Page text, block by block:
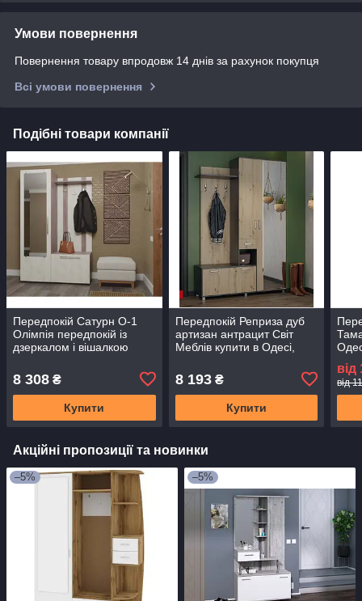
Умови повернення
Повернення товару впродовж 14 днів за рахунок покупця
Всі умови повернення
Подібні товари компанії
Передпокій Сатурн О-1
Олімпія передпокій із
дзеркалом і вішалкою
8 308 ₴
Купити
Передпокій Реприза дуб
артизан антрацит Світ
Меблів купити в Одесі,
8 193₴
Купити
від
від
Акційні пропозиції та новинки
–5% –5%